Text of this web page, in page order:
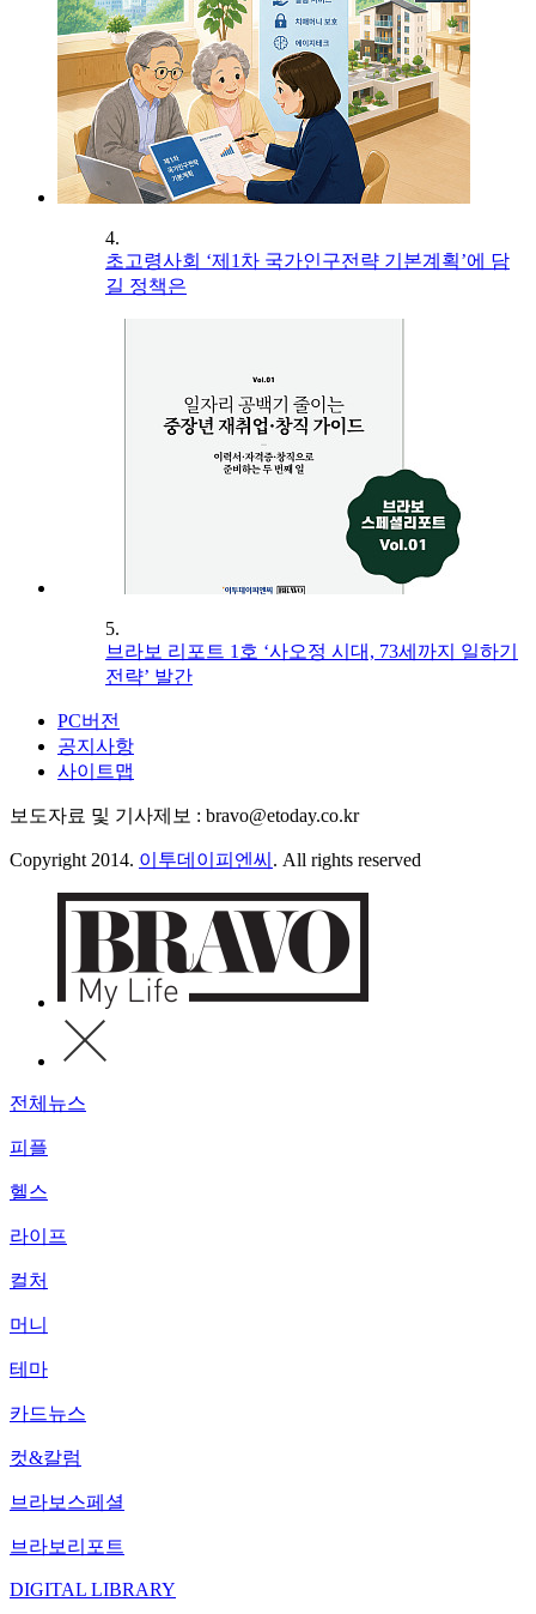
4.
초고령사회 ‘제1차 국가인구전략 기본계획’에 담
길 정책은
5.
브라보 리포트 1호 ‘사오정 시대, 73세까지 일하기
전략’ 발간
PC버전
공지사항
사이트맵
보도자료 및 기사제보 : bravo@etoday.co.kr
Copyright 2014. 이투데이피엔씨 . All rights reserved
전체뉴스
피플
헬스
라이프
컬처
머니
테마
카드뉴스
컷&칼럼
브라보스페셜
브라보리포트
DIGITAL LIBRARY